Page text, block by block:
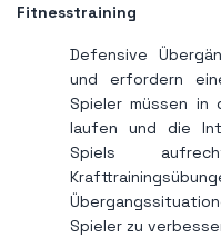
Fitnesstraining
Defensive
und erfordern
Spieler müssen in
laufen und die
Spiels
Spieler zu